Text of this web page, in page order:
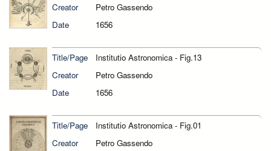
Creator
Petro Gassendo
Date
1656
Title/Page
Institutio Astronomica - Fig.13
Creator
Petro Gassendo
Date
1656
Title/Page
Institutio Astronomica - Fig.01
Creator
Petro Gassendo